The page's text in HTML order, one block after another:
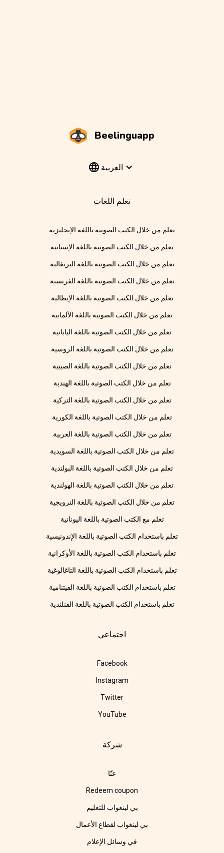
Beelinguapp
العربية
تعلم اللغات
تعلم من خلال الكتب الصوتية باللغة الإنجليزية
تعلم من خلال الكتب الصوتية باللغة الإسبانية
تعلم من خلال الكتب الصوتية باللغة البرتغالية
تعلم من خلال الكتب الصوتية باللغة الفرنسية
تعلم من خلال الكتب الصوتية باللغة الإيطالية
تعلم من خلال الكتب الصوتية باللغة الألمانية
تعلم من خلال الكتب الصوتية باللغة اليابانية
تعلم من خلال الكتب الصوتية باللغة الروسية
تعلم من خلال الكتب الصوتية باللغة الصينية
تعلم من خلال الكتب الصوتية باللغة الهندية
تعلم من خلال الكتب الصوتية باللغة التركية
تعلم من خلال الكتب الصوتية باللغة الكورية
تعلم من خلال الكتب الصوتية باللغة العربية
تعلم من خلال الكتب الصوتية باللغة السويدية
تعلم من خلال الكتب الصوتية باللغة البولندية
تعلم من خلال الكتب الصوتية باللغة الهولندية
تعلم من خلال الكتب الصوتية باللغة النرويجية
تعلم مع الكتب الصوتية باللغة اليونانية
تعلم باستخدام الكتب الصوتية باللغة الإندونيسية
تعلم باستخدام الكتب الصوتية باللغة الأوكرانية
تعلم باستخدام الكتب الصوتية باللغة التاغالوغية
تعلم باستخدام الكتب الصوتية باللغة الفيتنامية
تعلم باستخدام الكتب الصوتية باللغة الفنلندية
اجتماعي
Facebook
Instagram
Twitter
YouTube
شركة
عنّا
Redeem coupon
بي لينغواب للتعليم
بي لينغواب لقطاع الأعمال
في وسائل الإعلام